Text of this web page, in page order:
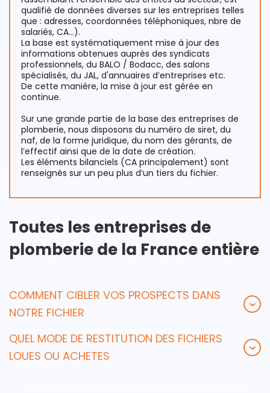
qualifié de données diverses sur les entreprises telles
que : adresses, coordonnées téléphoniques, nbre de
salariés, CA…).
La base est systématiquement mise à jour des
informations obtenues auprès des syndicats
professionnels, du BALO / Bodacc, des salons
spécialisés, du JAL, d'annuaires d’entreprises etc.
De cette manière, la mise à jour est gérée en
continue.
Sur une grande partie de la base des entreprises de
plomberie, nous disposons du numéro de siret, du
naf, de la forme juridique, du nom des gérants, de
l’effectif ainsi que de la date de création.
Les éléments bilanciels (CA principalement) sont
renseignés sur un peu plus d’un tiers du fichier.
Toutes les entreprises de
plomberie de la France entière
COMMENT CIBLER VOS PROSPECTS DANS
NOTRE FICHIER
QUEL MODE DE RESTITUTION DES FICHIERS
LOUES OU ACHETES